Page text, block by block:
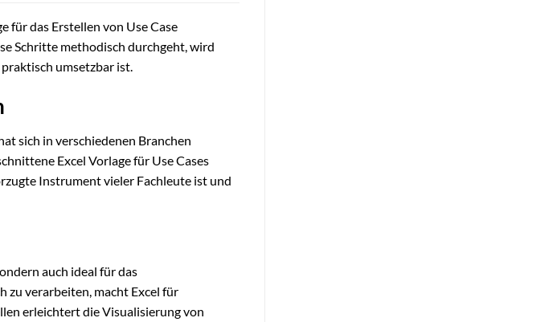
für das Erstellen von Use Case
Schritte methodisch durchgeht, wird
umsetzbar ist.
sich in verschiedenen Branchen
Excel Vorlage für Use Cases
Instrument vieler Fachleute ist und
auch ideal für das
zu verarbeiten, macht Excel für
erleichtert die Visualisierung von